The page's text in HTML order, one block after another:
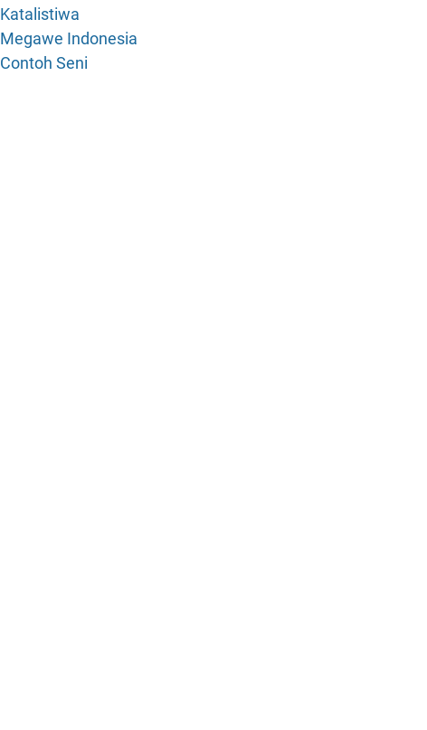
Katalistiwa
Megawe Indonesia
Contoh Seni